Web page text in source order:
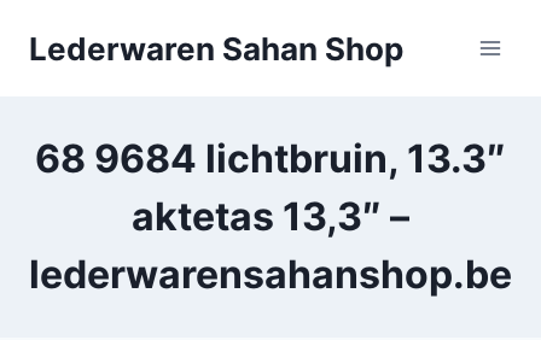
Lederwaren Sahan Shop
68 9684 lichtbruin, 13.3″
aktetas 13,3″ –
lederwarensahanshop.be